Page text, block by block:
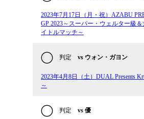
2023年7月17日（月・祝）AZABU
GP 2023～スーパー・ウェルター級
イトルマッチ～
判定 vs ウォン・ガヨン
2023年4月8日（土）DUAL Presents
～
判定 vs 優